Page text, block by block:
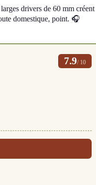
drivers de 60 mm créent
domestique, point. 🎧
7.9/ 10